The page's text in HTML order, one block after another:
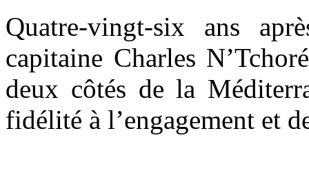
Quatre-vingt-six ans
capitaine Charles
deux côtés de la
fidélité à l’engagement et